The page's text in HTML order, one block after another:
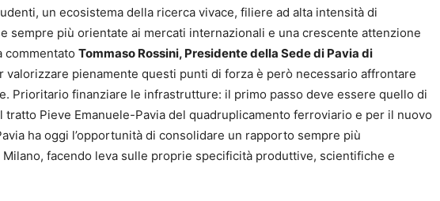
un ecosistema della ricerca vivace, filiere ad alta intensità di
sempre più orientate ai mercati internazionali e una crescente attenzione
commentato Tommaso Rossini, Presidente della Sede di Pavia di
valorizzare pienamente questi punti di forza è però necessario affrontare
Prioritario finanziare le infrastrutture: il primo passo deve essere quello di
Pieve Emanuele-Pavia del quadruplicamento ferroviario e per il nuovo
ha oggi l’opportunità di consolidare un rapporto sempre più
facendo leva sulle proprie specificità produttive, scientifiche e